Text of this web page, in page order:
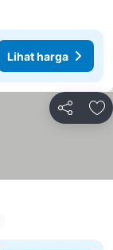
Lihat harga
Bagikan